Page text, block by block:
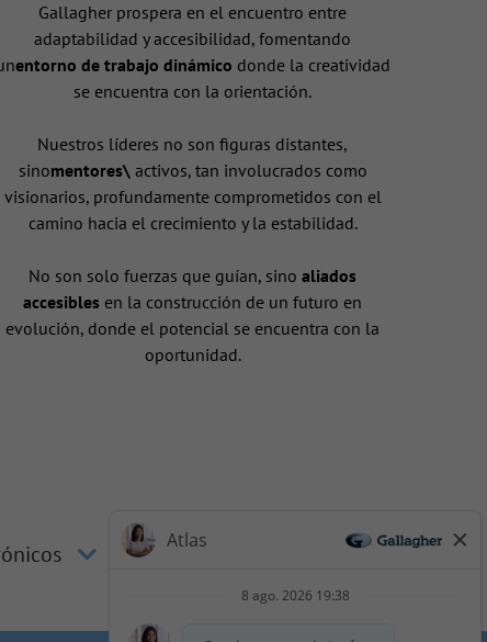
Gallagher prospera en el encuentro entre
adaptabilidad y accesibilidad, fomentando
entorno de trabajo dinámico donde la creatividad
se encuentra con la orientación.
Nuestros líderes no son figuras distantes,
sinomentores\ activos, tan involucrados como
visionarios, profundamente comprometidos con el
camino hacia el crecimiento y la estabilidad.
No son solo fuerzas que guían, sinoaliados
accesibles en la construcción de un futuro en
evolución, donde el potencial se encuentra con la
oportunidad.